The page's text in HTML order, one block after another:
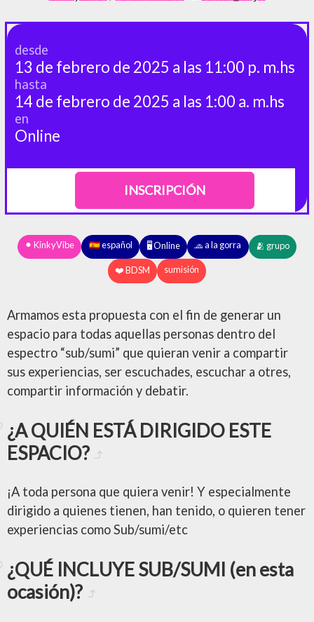
desde
13 de febrero de 2025 a las 11:00 p. m.hs
hasta
14 de febrero de 2025 a las 1:00 a. m.hs
en
Online
INSCRIPCIÓN
⚫︎ KinkyVibe 🇪🇸 español 🖥️ Online 🧢 a la gorra 🫂 grupo
❤️ BDSM sumisión
Armamos esta propuesta con el fin de generar un
espacio para todas aquellas personas dentro del
espectro “sub/sumi” que quieran venir a compartir
sus experiencias, ser escuchades, escuchar a otres,
compartir información y debatir.
¿A QUIÉN ESTÁ DIRIGIDO ESTE
ESPACIO?
¡A toda persona que quiera venir! Y especialmente
dirigido a quienes tienen, han tenido, o quieren tener
experiencias como Sub/sumi/etc
¿QUÉ INCLUYE SUB/SUMI (en esta
ocasión)?